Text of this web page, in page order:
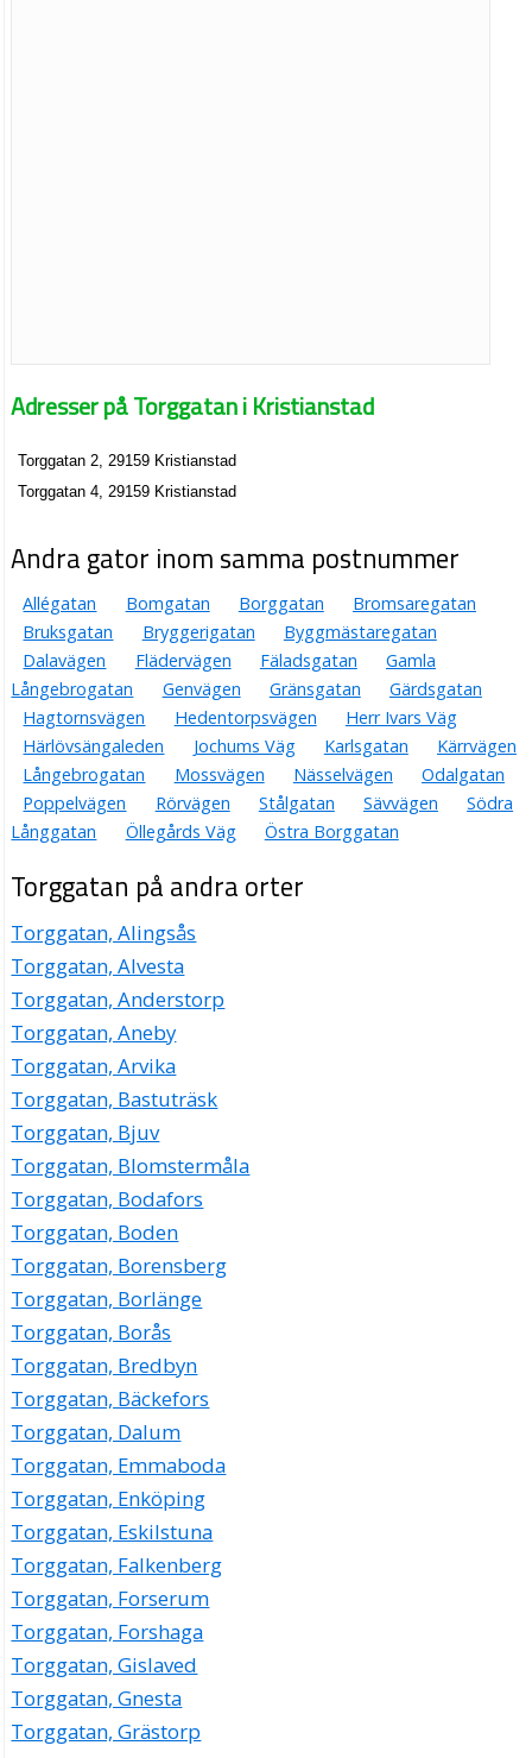
Adresser på Torggatan i Kristianstad
Torggatan 2, 29159 Kristianstad
Torggatan 4, 29159 Kristianstad
Andra gator inom samma postnummer
Allégatan Bomgatan Borggatan
Bromsaregatan
Bruksgatan
Bryggerigatan
Byggmästaregatan
Dalavägen
Flädervägen Fäladsgatan
Gamla
Långebrogatan
Genvägen Gränsgatan
Gärdsgatan
Hagtornsvägen
Hedentorpsvägen
Herr Ivars Väg
Härlövsängaleden
Jochums Väg Karlsgatan
Kärrvägen
Långebrogatan
Mossvägen Nässelvägen
Odalgatan
Poppelvägen
Rörvägen Stålgatan Sävvägen
Södra
Långgatan
Öllegårds Väg Östra Borggatan
Torggatan på andra orter
Torggatan, Alingsås
Torggatan, Alvesta
Torggatan, Anderstorp
Torggatan, Aneby
Torggatan, Arvika
Torggatan, Bastuträsk
Torggatan, Bjuv
Torggatan, Blomstermåla
Torggatan, Bodafors
Torggatan, Boden
Torggatan, Borensberg
Torggatan, Borlänge
Torggatan, Borås
Torggatan, Bredbyn
Torggatan, Bäckefors
Torggatan, Dalum
Torggatan, Emmaboda
Torggatan, Enköping
Torggatan, Eskilstuna
Torggatan, Falkenberg
Torggatan, Forserum
Torggatan, Forshaga
Torggatan, Gislaved
Torggatan, Gnesta
Torggatan, Grästorp